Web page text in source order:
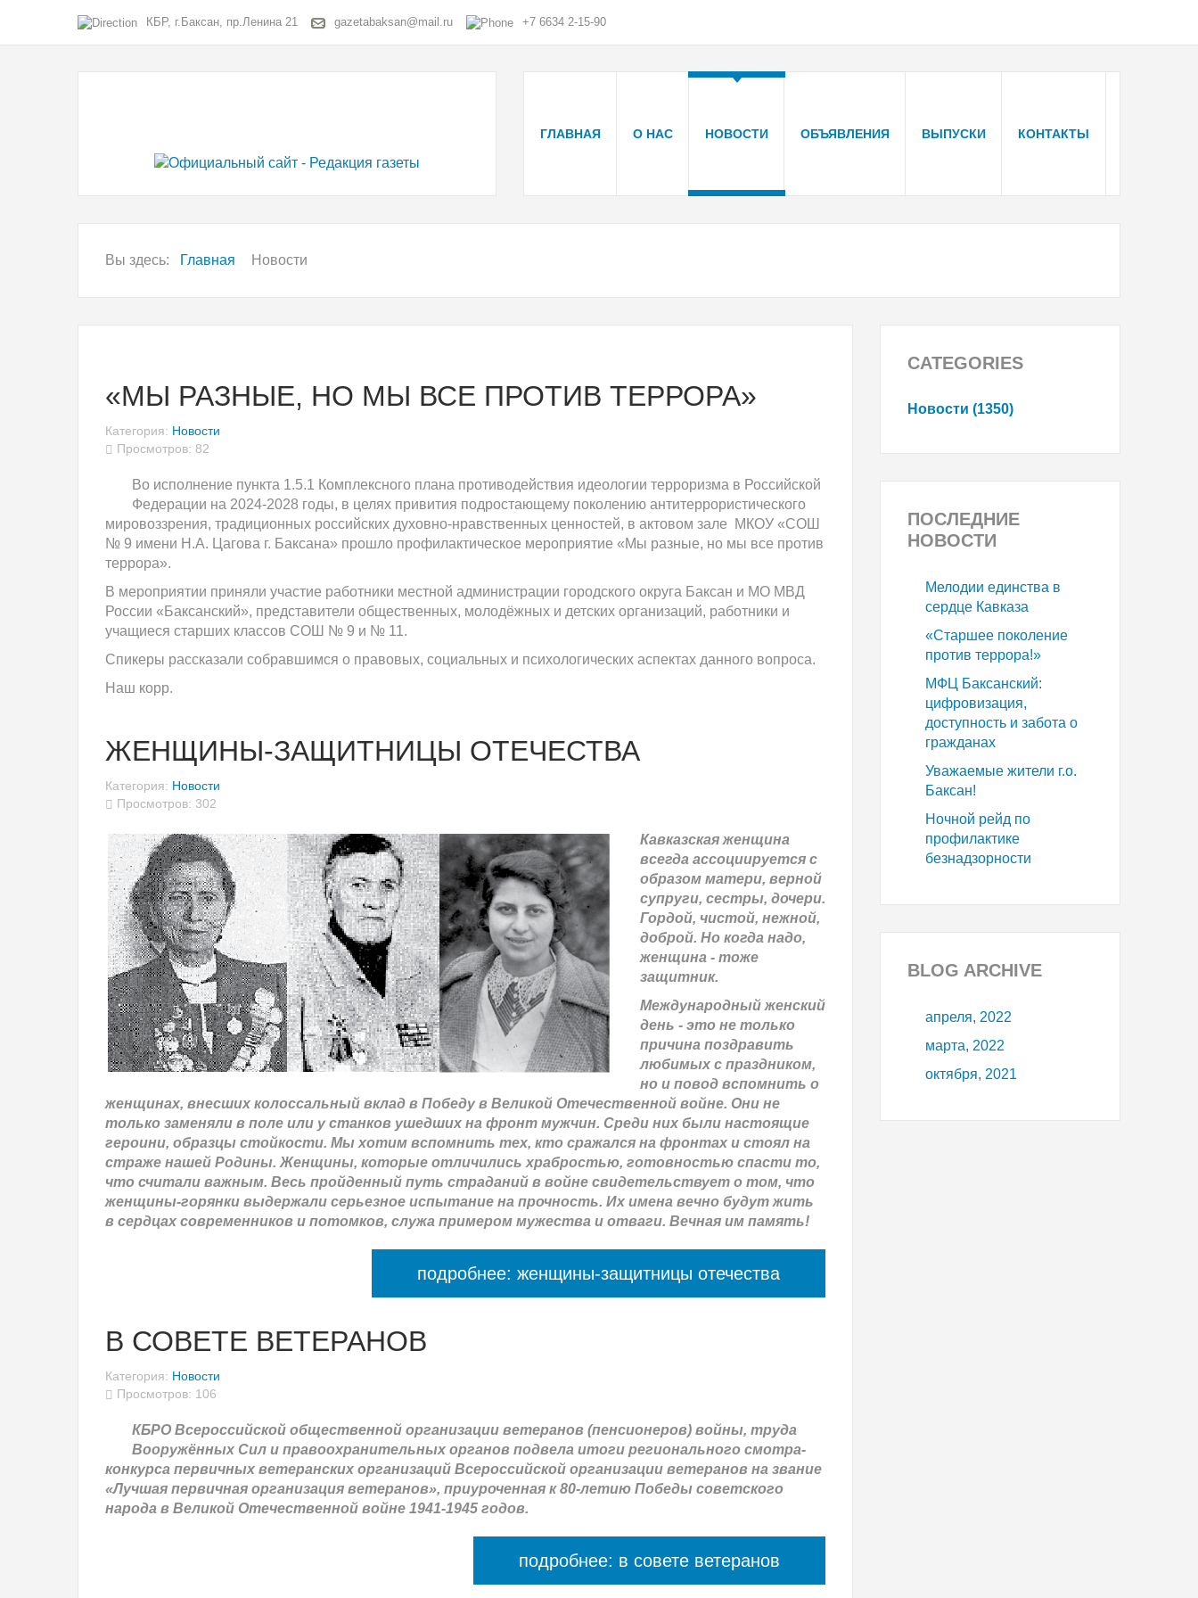
КБР, г.Баксан, пр.Ленина 21 gazetabaksan@mail.ru +7 6634 2-15-90
ГЛАВНАЯ О НАС НОВОСТИ ОБЪЯВЛЕНИЯ ВЫПУСКИ КОНТАКТЫ
Вы здесь: Главная Новости
«МЫ РАЗНЫЕ, НО МЫ ВСЕ ПРОТИВ ТЕРРОРА»
Категория: Новости
Просмотров: 82
Во исполнение пункта 1.5.1 Комплексного плана противодействия идеологии терроризма в Российской
Федерации на 2024-2028 годы, в целях привития подростающему поколению антитеррористического
мировоззрения, традиционных российских духовно-нравственных ценностей, в актовом зале МКОУ «СОШ
№ 9 имени Н.А. Цагова г. Баксана» прошло профилактическое мероприятие «Мы разные, но мы все против
террора».
В мероприятии приняли участие работники местной администрации городского округа Баксан и МО МВД
России «Баксанский», представители общественных, молодёжных и детских организаций, работники и
учащиеся старших классов СОШ № 9 и № 11.
Спикеры рассказали собравшимся о правовых, социальных и психологических аспектах данного вопроса.
Наш корр.
ЖЕНЩИНЫ-ЗАЩИТНИЦЫ ОТЕЧЕСТВА
Категория: Новости
Просмотров: 302
Кавказская женщина
всегда ассоциируется с
образом матери, верной
супруги, сестры, дочери.
Гордой, чистой, нежной,
доброй. Но когда надо,
женщина - тоже
защитник.
Международный женский
день - это не только
причина поздравить
любимых с праздником,
но и повод вспомнить о
женщинах, внесших колоссальный вклад в Победу в Великой Отечественной войне. Они не
только заменяли в поле или у станков ушедших на фронт мужчин. Среди них были настоящие
героини, образцы стойкости. Мы хотим вспомнить тех, кто сражался на фронтах и стоял на
страже нашей Родины. Женщины, которые отличились храбростью, готовностью спасти то,
что считали важным. Весь пройденный путь страданий в войне свидетельствует о том, что
женщины-горянки выдержали серьезное испытание на прочность. Их имена вечно будут жить
в сердцах современников и потомков, служа примером мужества и отваги. Вечная им память!
подробнее: женщины-защитницы отечества
В СОВЕТЕ ВЕТЕРАНОВ
Категория: Новости
Просмотров: 106
КБРО Всероссийской общественной организации ветеранов (пенсионеров) войны, труда
Вооружённых Сил и правоохранительных органов подвела итоги регионального смотра-
конкурса первичных ветеранских организаций Всероссийской организации ветеранов на звание
«Лучшая первичная организация ветеранов», приуроченная к 80-летию Победы советского
народа в Великой Отечественной войне 1941-1945 годов.
подробнее: в совете ветеранов
CATEGORIES
Новости (1350)
ПОСЛЕДНИЕ
НОВОСТИ
Мелодии единства в
сердце Кавказа
«Старшее поколение
против террора!»
МФЦ Баксанский:
цифровизация,
доступность и забота о
гражданах
Уважаемые жители г.о.
Баксан!
Ночной рейд по
профилактике
безнадзорности
BLOG ARCHIVE
апреля, 2022
марта, 2022
октября, 2021